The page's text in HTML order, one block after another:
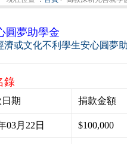
圓夢助學金
或文化不利學生安心圓夢
錄
期 捐款金額
03月22日 $100,000